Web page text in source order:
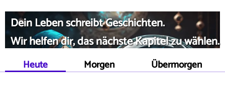
Dein Leben schreibt Geschichten.
Wir helfen dir, das nächste Kapitel zu wählen.
Heute Morgen Übermorgen